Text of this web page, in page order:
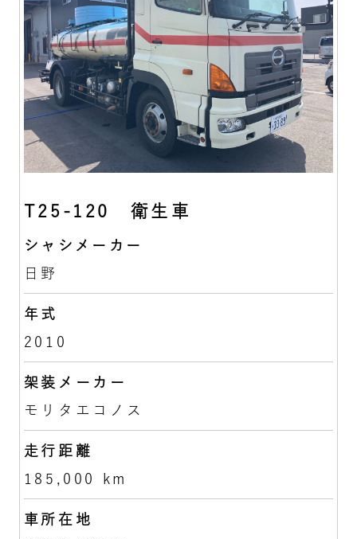
T25-120 衛生車
シャシメーカー
日野
年式
2010
架装メーカー
モリタエコノス
走行距離
185,000 km
車所在地